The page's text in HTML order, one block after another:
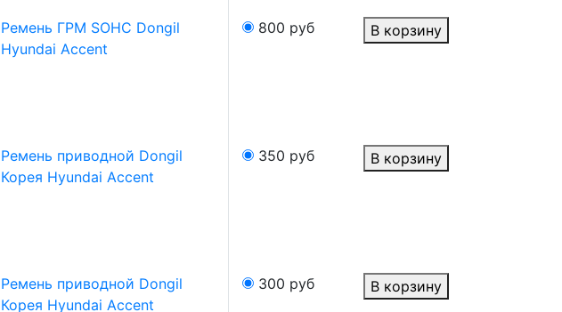
Ремень ГРМ SOHC Dongil
Hyundai Accent
800 руб В корзину
Ремень приводной Dongil
Корея Hyundai Accent
350 руб В корзину
Ремень приводной Dongil
Корея Hyundai Accent
300 руб В корзину